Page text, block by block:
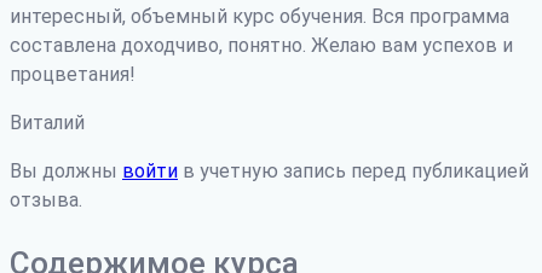
интересный, объемный курс обучения. Вся программа
составлена доходчиво, понятно. Желаю вам успехов и
процветания!
Виталий
Вы должны войти в учетную запись перед публикацией
отзыва.
Содержимое курса